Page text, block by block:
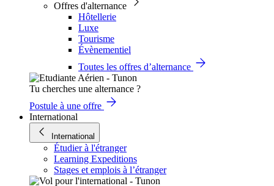
Offres d'alternance
Hôtellerie
Luxe
Tourisme
Évènementiel
Toutes les offres d’alternance
Tu cherches une alternance ?
Postule à une offre
International
International
Étudier à l'étranger
Learning Expeditions
Stages et emplois à l’étranger